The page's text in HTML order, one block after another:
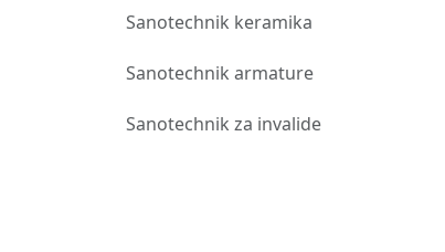
Sanotechnik keramika
Sanotechnik armature
Sanotechnik za invalide